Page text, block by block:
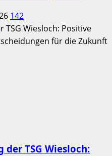
142
TSG Wiesloch: